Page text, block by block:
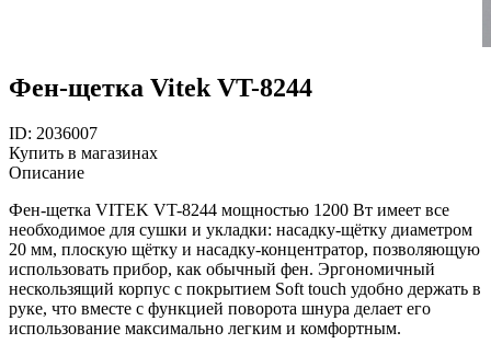
Фен-щетка Vitek VT-8244
ID: 2036007
Купить в магазинах
Описание
Фен-щетка VITEK VT-8244 мощностью 1200 Вт имеет все
необходимое для сушки и укладки: насадку-щётку диаметром
20 мм, плоскую щётку и насадку-концентратор, позволяющую
использовать прибор, как обычный фен. Эргономичный
нескользящий корпус с покрытием Soft touch удобно держать в
руке, что вместе с функцией поворота шнура делает его
использование максимально легким и комфортным.